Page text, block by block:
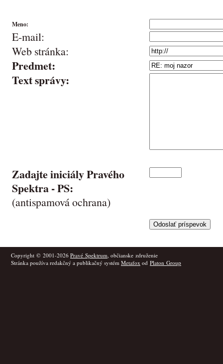
Meno:
E-mail:
Web stránka:
Predmet:
Text správy:
Zadajte iniciály Pravého
Spektra -PS:
(antispamová ochrana)
Copyright © 2001-2026 Pravé Spektrum, občianske združenie
Stránka používa redakčný a publikačný systém Metafox od Platon Group